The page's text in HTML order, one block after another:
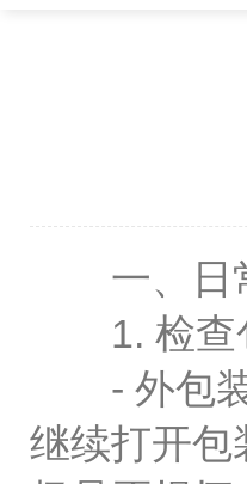
一、日
1. 检查
- 外包装
继续打开包